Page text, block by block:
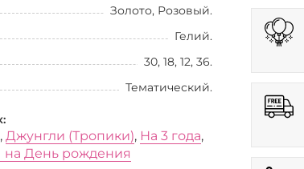
Золото, Розовый.
Гелий.
30, 18, 12, 36.
Тематический.
, Джунгли (Тропики), На 3 года,
День рождения